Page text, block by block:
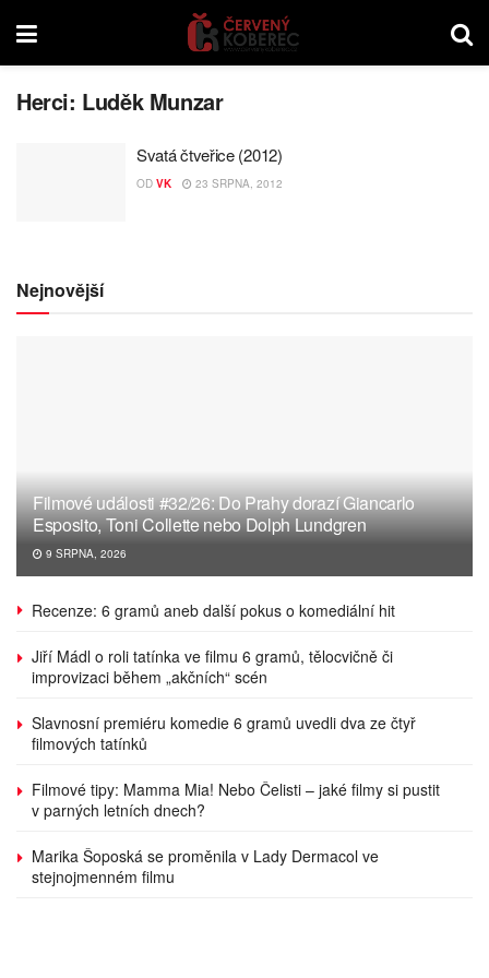
Herci: Luděk Munzar
Svatá čtveřice (2012)
OD VK 23 SRPNA, 2012
Nejnovější
Filmové události #32/26: Do Prahy dorazí Giancarlo
Esposito, Toni Collette nebo Dolph Lundgren
9 SRPNA, 2026
Recenze: 6 gramů aneb další pokus o komediální hit
Jiří Mádl o roli tatínka ve filmu 6 gramů, tělocvičně či
improvizaci během „akčních“ scén
Slavnosní premiéru komedie 6 gramů uvedli dva ze čtyř
filmových tatínků
Filmové tipy: Mamma Mia! Nebo Čelisti – jaké filmy si pustit
v parných letních dnech?
Marika Šoposká se proměnila v Lady Dermacol ve
stejnojmenném filmu